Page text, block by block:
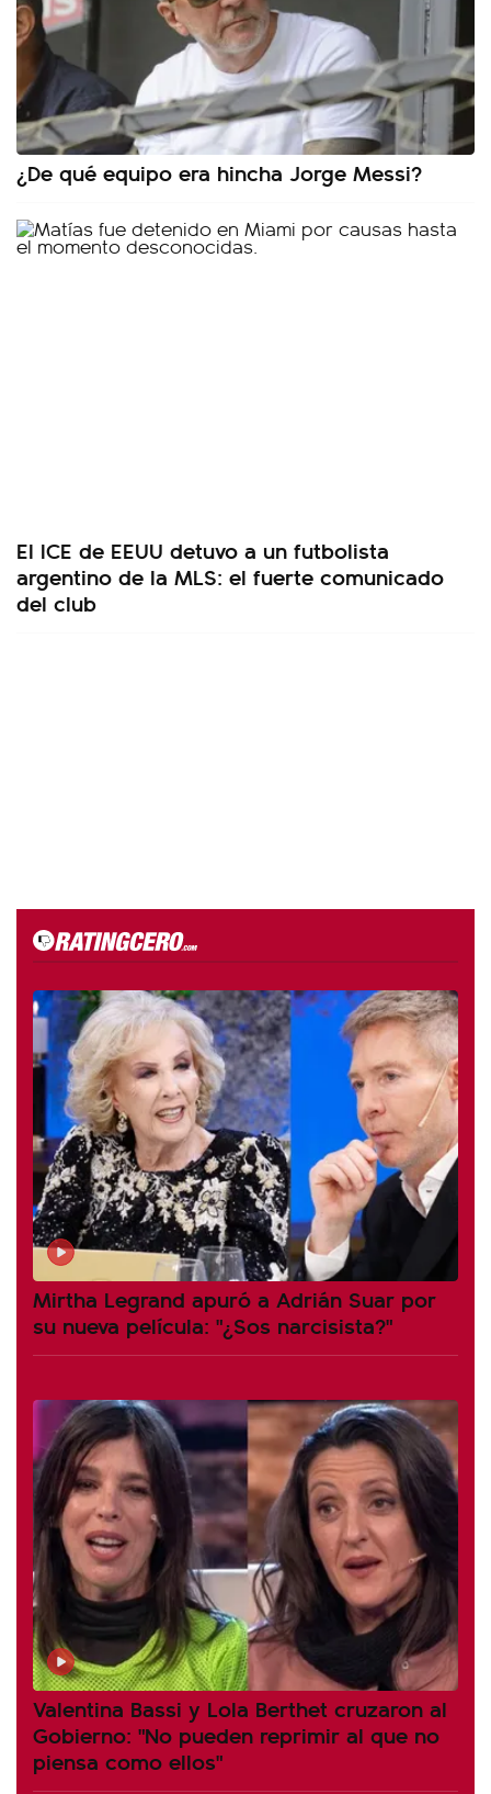
¿De qué equipo era hincha Jorge Messi?
El ICE de EEUU detuvo a un futbolista
argentino de la MLS: el fuerte comunicado
del club
Mirtha Legrand apuró a Adrián Suar por
su nueva película: "¿Sos narcisista?"
Valentina Bassi y Lola Berthet cruzaron al
Gobierno: "No pueden reprimir al que no
piensa como ellos"